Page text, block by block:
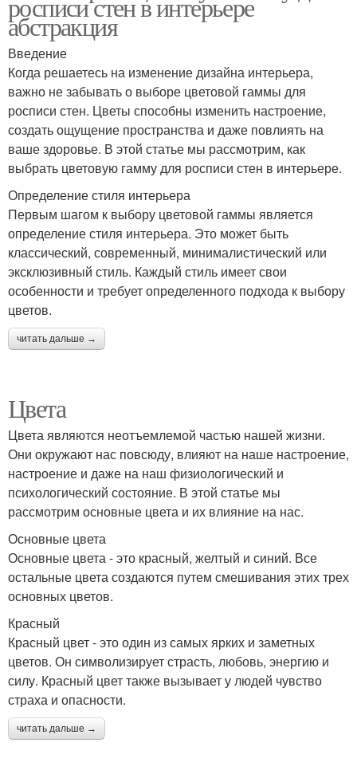
абстракция
Введение
Когда решаетесь на изменение дизайна интерьера,
важно не забывать о выборе цветовой гаммы для
росписи стен. Цветы способны изменить настроение,
создать ощущение пространства и даже повлиять на
ваше здоровье. В этой статье мы рассмотрим, как
выбрать цветовую гамму для росписи стен в интерьере.
Определение стиля интерьера
Первым шагом к выбору цветовой гаммы является
определение стиля интерьера. Это может быть
классический, современный, минималистический или
эксклюзивный стиль. Каждый стиль имеет свои
особенности и требует определенного подхода к выбору
цветов.
читать дальше →
Цвета
Цвета являются неотъемлемой частью нашей жизни.
Они окружают нас повсюду, влияют на наше настроение,
настроение и даже на наш физиологический и
психологический состояние. В этой статье мы
рассмотрим основные цвета и их влияние на нас.
Основные цвета
Основные цвета - это красный, желтый и синий. Все
остальные цвета создаются путем смешивания этих трех
основных цветов.
Красный
Красный цвет - это один из самых ярких и заметных
цветов. Он символизирует страсть, любовь, энергию и
силу. Красный цвет также вызывает у людей чувство
страха и опасности.
читать дальше →